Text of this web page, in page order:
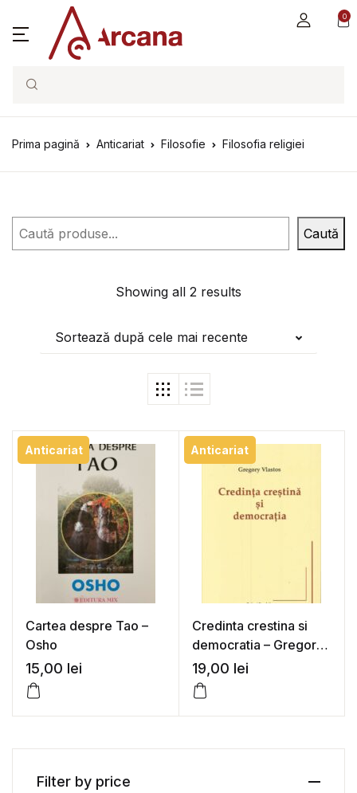
0
Search
Prima pagină Anticariat Filosofie Filosofia religiei
Caută Caută
Showing all 2 results
Sortează după cele mai recente
Anticariat
Cartea despre Tao –
Osho
15,00 lei
Anticariat
Credinta crestina si
democratia – Gregory
Vlastos
19,00 lei
Filter by price